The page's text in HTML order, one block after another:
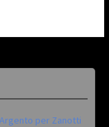
per Zanotti